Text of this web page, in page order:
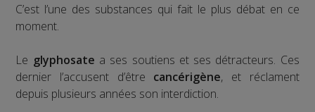
C’est l’une des substances qui fait le plus débat en ce
moment.
Le glyphosate a ses soutiens et ses détracteurs. Ces
dernier l’accusent d’être cancérigène, et réclament
depuis plusieurs années son interdiction.